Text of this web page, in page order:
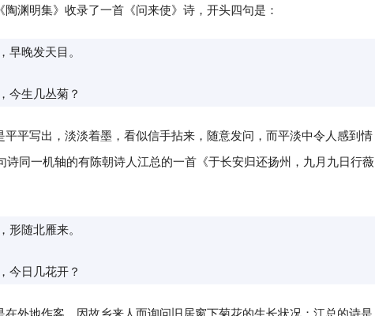
陶渊明集》收录了一首《问来使》诗，开头四句是：
早晚发天目。
今生几丛菊？
平平写出，淡淡着墨，看似信手拈来，随意发问，而平淡中令人感到情
诗同一机轴的有陈朝诗人江总的一首《于长安归还扬州，九月九日行薇
形随北雁来。
今日几花开？
在外地作客，因故乡来人而询问旧居窗下菊花的生长状况；江总的诗是